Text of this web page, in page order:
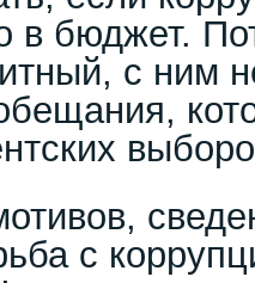
в бюджет.
с ним
с